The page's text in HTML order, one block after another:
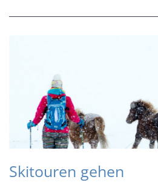
Skitouren gehen